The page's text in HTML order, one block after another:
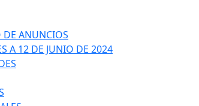
DE ANUNCIOS
A 12 DE JUNIO DE 2024